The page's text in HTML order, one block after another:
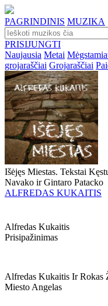
PAGRINDINIS MUZIKA
PRISIJUNGTI
Naujausia Metai
grojaraščiai Grojaraščiai
Išėjęs Miestas. Tekstai
Navako ir Gintaro Patacko
ALFREDAS KUKAITIS
Alfredas Kukaitis
Prisipažinimas
Alfredas Kukaitis Ir Rokas
Miesto Angelas